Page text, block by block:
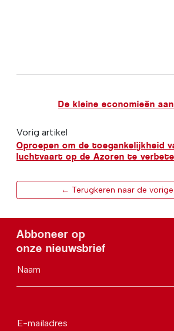
De kleine economieën
Vorig artikel
Oproepen om de toegankelijkheid
luchtvaart op de Azoren te
← Terugkeren naar de
Abboneer op
onze nieuwsbrief
Naam
E-mailadres